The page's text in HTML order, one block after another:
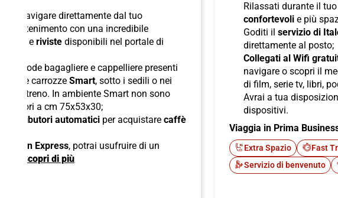
per navigare direttamente dal tuo
con una incredibile
e riviste disponibili nel portale di
comode bagagliere e cappelliere presenti
nelle carrozze Smart, sotto i sedili o nei
del treno. In ambiente Smart non sono
a cm 75x53x30;
distributori automatici per acquistare caffè
Express, potrai usufruire di un
Scopri di più
Rilassati durante il
confortevoli e più
Goditi il servizio di
direttamente al posto;
Collegati al Wifi
navigare o scopri il
di film, serie tv, libri,
Avrai a tua
dispositivi.
Viaggia in Prima
Extra Spazio Fast
Servizio di benvenuto